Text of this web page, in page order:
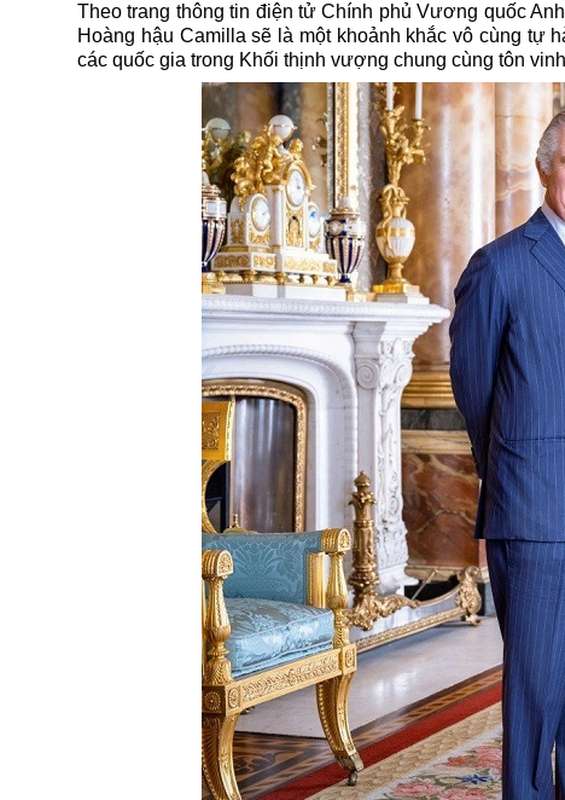
Theo trang thông tin điện tử Chính phủ Vương quốc
Hoàng hậu Camilla sẽ là một khoảnh khắc vô cùng
các quốc gia trong Khối thịnh vượng chung cùng tôn